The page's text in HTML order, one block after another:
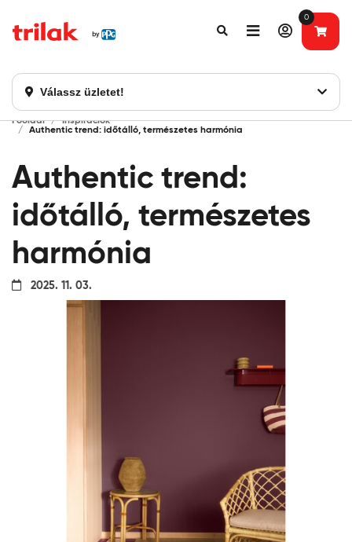
Válassz üzletet!
0
Fontos tájékoztatás!
Főoldal
Inspirációk
Authentic trend: időtálló, természetes harmónia
Authentic trend:
időtálló, természetes
harmónia
2025. 11. 03.